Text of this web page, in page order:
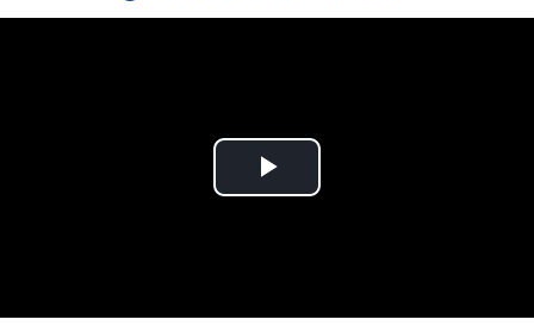
Play Video